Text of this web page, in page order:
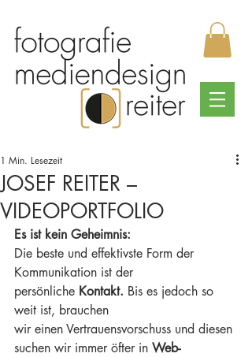
JOSEF REITER –
VIDEOPORTFOLIO
1 Min. Lesezeit
Es ist kein Geheimnis:
Die beste und effektivste Form der
Kommunikation ist der
persönliche Kontakt. Bis es jedoch so
weit ist, brauchen
wir einen Vertrauensvorschuss und diesen
suchen wir immer öfter in Web-